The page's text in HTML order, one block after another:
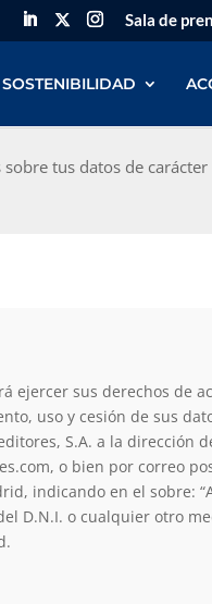
Sala de
SOSTENIBILIDAD
tus datos de
ejercer sus derechos de
uso y cesión de sus
S.A. a la dirección
o bien por correo
indicando en el sobre:
D.N.I. o cualquier otro